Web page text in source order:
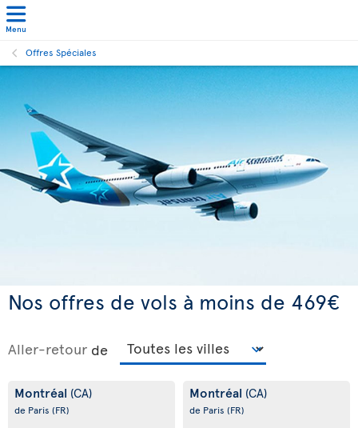
Menu
Offres Spéciales
Nos offres de vols à moins de 469€
Aller-retour de
Montréal (CA)
de Paris (FR)
Montréal (CA)
de Paris (FR)